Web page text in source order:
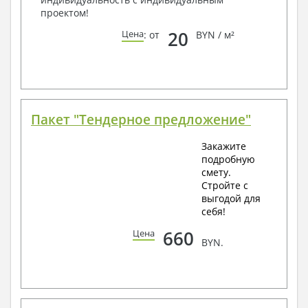
проектом!
Цена: от 20 BYN / м²
Пакет "Тендерное предложение"
Закажите
подробную
смету.
Стройте с
выгодой для
себя!
Цена 660 BYN.